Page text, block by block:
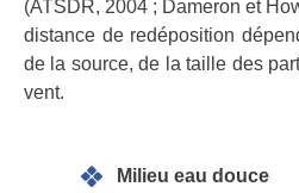
(ATSDR, 2004 ; Dameron et
distance de redéposition
de la source, de la taille des
vent.
Milieu eau douce